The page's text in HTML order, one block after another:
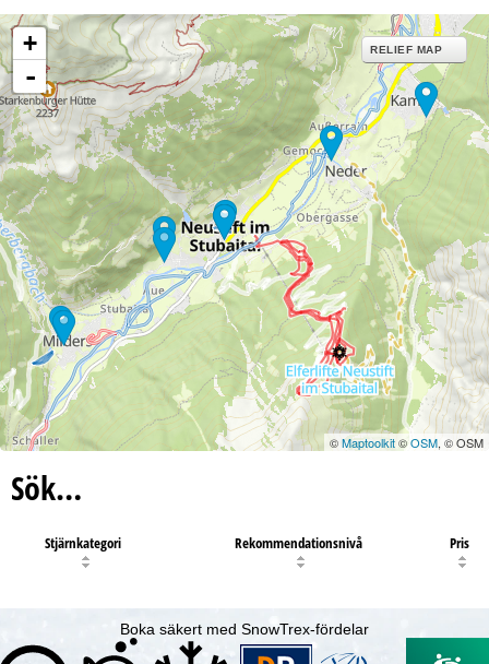
+
-
RELIEF MAP
©Maptoolkit©OSM, © OSM
Sök…
Stjärnkategori Rekommendationsnivå Pris
Boka säkert med SnowTrex-fördelar